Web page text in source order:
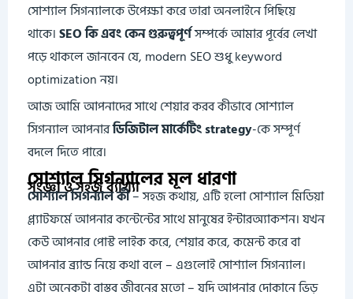
সোশ্যাল সিগন্যালকে উপেক্ষা করে তারা অনলাইনে পিছিয়ে
থাকে।SEO কি এবং কেন গুরুত্বপূর্ণসম্পর্কে আমার পূর্বের লেখা
পড়ে থাকলে জানবেন যে, modern SEO শুধু keyword
optimization নয়।
আজ আমি আপনাদের সাথে শেয়ার করব কীভাবে সোশ্যাল
সিগন্যাল আপনারডিজিটাল মার্কেটিং strategy-কে সম্পূর্ণ
বদলে দিতে পারে।
সোশ্যাল সিগন্যালের মূল ধারণা
সংজ্ঞা ও সহজ ব্যাখ্যা
সোশ্যাল সিগন্যাল কী– সহজ কথায়, এটি হলো সোশ্যাল মিডিয়া
প্ল্যাটফর্মে আপনার কন্টেন্টের সাথে মানুষের ইন্টারঅ্যাকশন। যখন
কেউ আপনার পোস্ট লাইক করে, শেয়ার করে, কমেন্ট করে বা
আপনার ব্র্যান্ড নিয়ে কথা বলে – এগুলোই সোশ্যাল সিগন্যাল।
এটা অনেকটা বাস্তব জীবনের মতো – যদি আপনার দোকানে ভিড়